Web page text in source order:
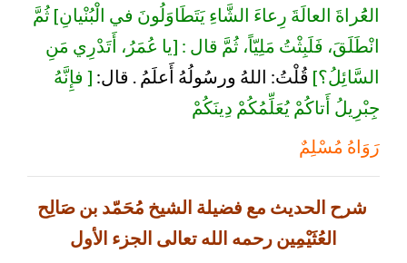
العَُراةَ العالَةَ رِعاءَ الشَّاءِ يَتَطَاوَلُونَ في الْبُنْيانِ] ثُمَّ
انْطَلَقَ، فَلَبِثْتُ مَلِيّاً، ثُمَّ قال : [يا عُمَرُ، أَتَدْرِي مَنِ
السَّائِلُ؟] قُلْتُ: اللهُ ورسُولُهُ أَعلَمُ . قال: [ فإِنَّهُ
جِبْرِيلُ أَتاكُمْ يُعَلِّمُكُمْ دِينَكُمْ
رَوَاهُ مُسْلِمٌ
شرح الحديث مع فضيلة الشيخ مُحَمّد بن صَالِح
العُثَيْمِين رحمه الله تعالى الجزء الأول